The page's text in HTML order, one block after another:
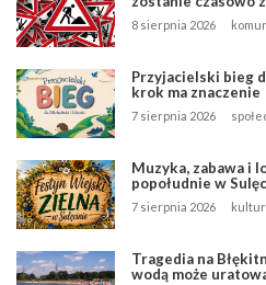
8 sierpnia 2026
Przyjacielski bieg
krok ma znaczenie
7 sierpnia 2026
Muzyka, zabawa i
popołudnie w
7 sierpnia 2026
Tragedia na
wodą może